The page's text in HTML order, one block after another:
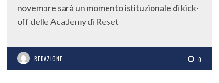
novembre sarà un momento istituzionale di kick-
off delle Academy di Reset
REDAZIONE 0